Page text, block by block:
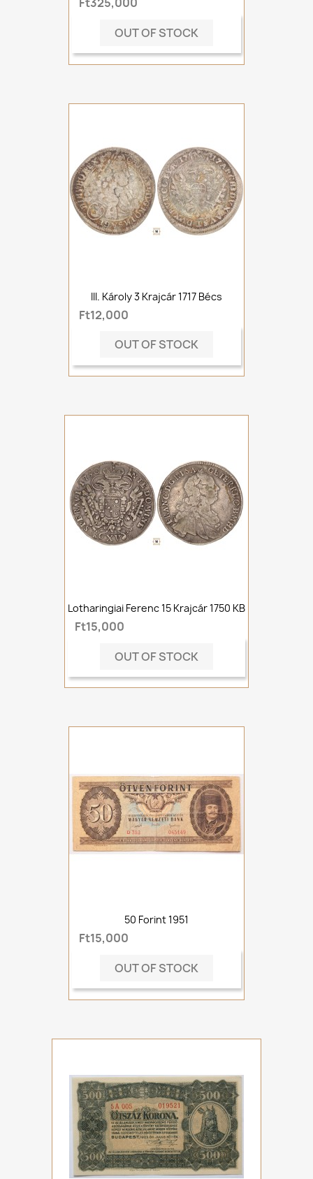
OUT OF STOCK
III. Károly 3 Krajcár 1717 Bécs
Ft12,000
OUT OF STOCK
Lotharingiai Ferenc 15 Krajcár 1750 KB
Ft15,000
OUT OF STOCK
50 Forint 1951
Ft15,000
OUT OF STOCK